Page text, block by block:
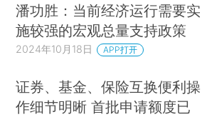
潘功胜：当前经济运行需要实
施较强的宏观总量支持政策
2024年10月18日 APP打开
证券、基金、保险互换便利操
作细节明晰 首批申请额度已